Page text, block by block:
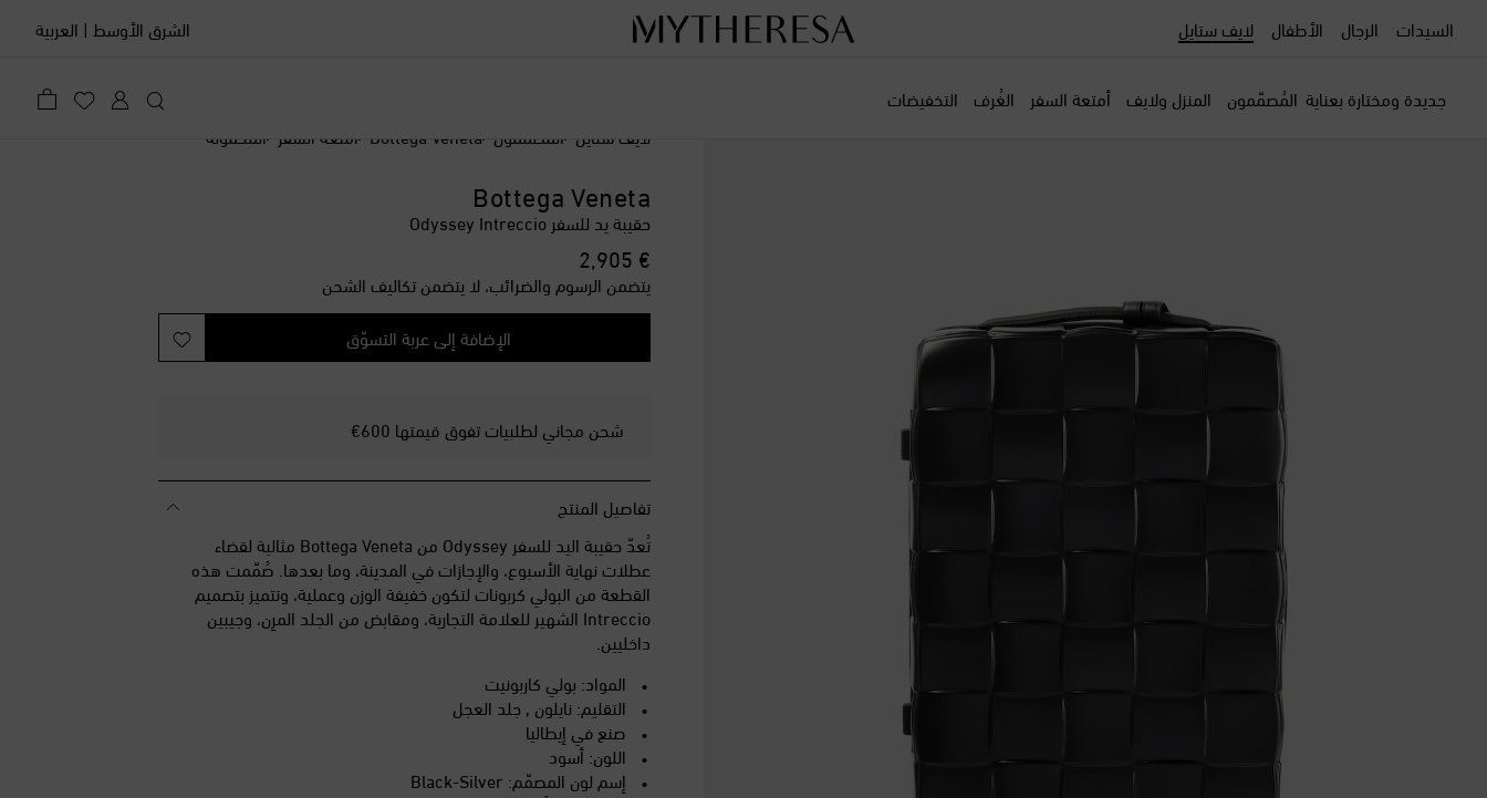
السيدات الرجال الأطفال لايف ستايل الشرق الأوسط | العربية
جديدة ومختارة بعناية المُصمّمون المنزل ولايف أمتعة السفر الغُرف التخفيضات
لايف ستايل المصممون Bottega Veneta أمتعة السفر المحمولة
Bottega Veneta
حقيبة يد للسفر Odyssey Intreccio
€ 2,905
original price
يتضمن الرسوم والضرائب، لا يتضمن تكاليف الشحن
الإضافة إلى عربة التسوّق
شحن مجاني لطلبيات تفوق قيمتها 600€
تفاصيل المنتج
تُعدّ حقيبة اليد للسفر Odyssey من Bottega Veneta مثالية لقضاء
عطلات نهاية الأسبوع، والإجازات في المدينة، وما بعدها. صُمّمت هذه
القطعة من البولي كربونات لتكون خفيفة الوزن وعملية، وتتميز بتصميم
Intreccio الشهير للعلامة التجارية، ومقابض من الجلد المرِن، وجيبين
داخليين.
المواد: بولي كاربونيت
التقليم: نايلون , جلد العجل
صنع في إيطاليا
اللون: أسود
إسم لون المصمّم: Black-Silver